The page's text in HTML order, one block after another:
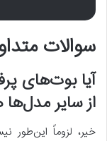
سوالات
از سایر
خیر، لزوماً